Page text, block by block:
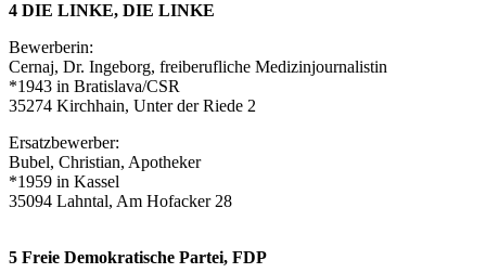
4 DIE LINKE, DIE LINKE
Bewerberin:
Cernaj, Dr. Ingeborg, freiberufliche Medizinjournalistin
*1943 in Bratislava/CSR
35274 Kirchhain, Unter der Riede 2
Ersatzbewerber:
Bubel, Christian, Apotheker
*1959 in Kassel
35094 Lahntal, Am Hofacker 28
5 Freie Demokratische Partei, FDP